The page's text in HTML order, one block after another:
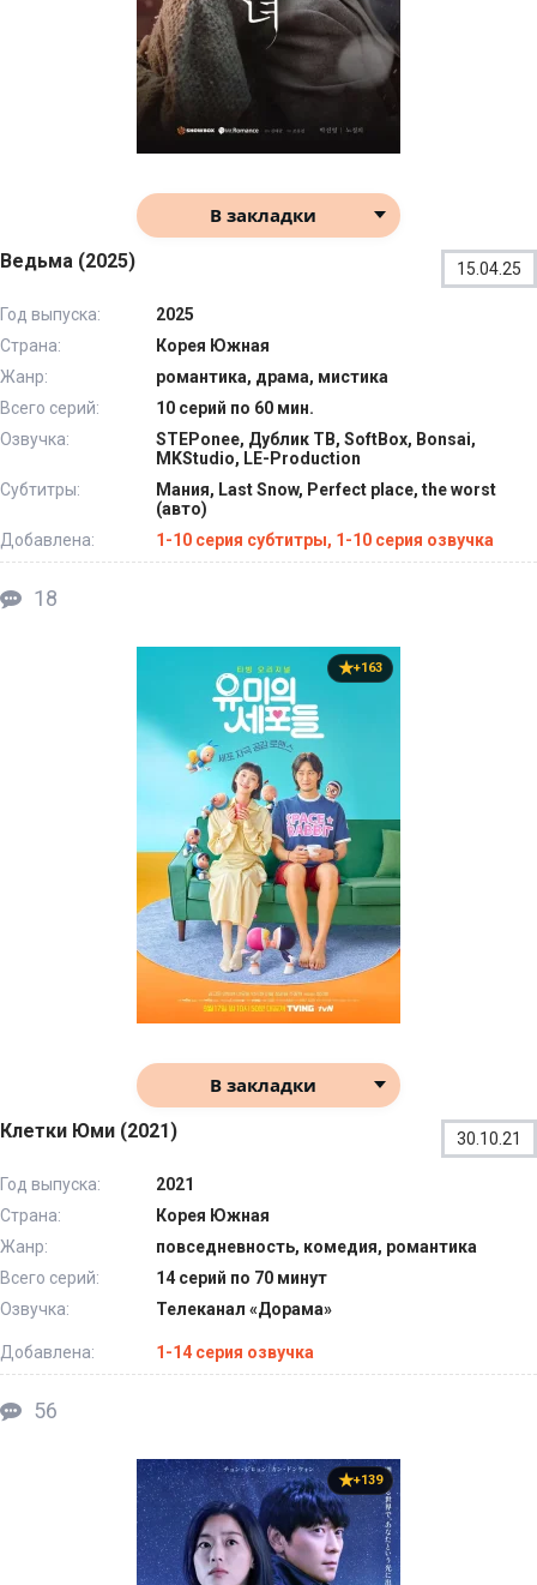
В закладки
Ведьма (2025) 15.04.25
Год выпуска:
2025
Страна:
Корея Южная
Жанр:
романтика, драма, мистика
Всего серий:
10 серий по 60 мин.
Озвучка:
STEPonee, Дублик ТВ, SoftBox, Bonsai,
MKStudio, LE-Production
Субтитры:
Мания, Last Snow, Perfect place, the worst
(авто)
Добавлена:
1-10 серия субтитры, 1-10 серия озвучка
18
+163
В закладки
Клетки Юми (2021) 30.10.21
Год выпуска:
2021
Страна:
Корея Южная
Жанр:
повседневность, комедия, романтика
Всего серий:
14 серий по 70 минут
Озвучка:
Телеканал «Дорама»
Добавлена: 1-14 серия озвучка
56
+139